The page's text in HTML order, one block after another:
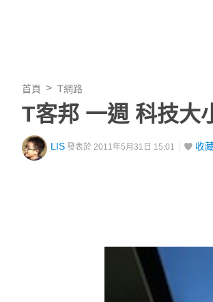
首頁 T網路
T客邦 一週 科技大
LIS 發表於 2011年5月31日 15:01 收